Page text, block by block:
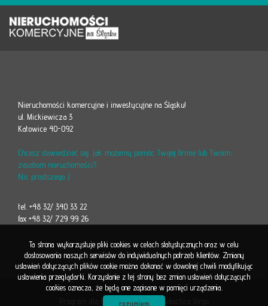
Nieruchomości komercyjne i inwestycyjne na Śląsku!
ul. Mickiewicza 3
Katowice 40-092
Chcesz dowiedzieć się, jak możemy pomóc Twojej firmie lub Twoim
zasobom nieruchomości?
Nic prostszego :)
tel. +48 32/ 340 33 22
fax +48 32/ 729 99 26
Program dla biur nieruchomości
Ta strona wykorzystuje pliki cookies w celach statystycznych oraz w celu
dostosowania naszych serwisów do indywidualnych potrzeb klientów. Zmiany
ustawień dotyczących plików cookie można dokonać w dowolnej chwili modyfikując
ustawienia przeglądarki. Korzystanie z tej strony bez zmian ustawień dotyczących
cookies oznacza, że będą one zapisane w pamięci urządzenia.
rozumiem